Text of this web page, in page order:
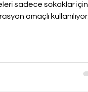
sadece sokaklar için
amaçlı kullanılıyor.